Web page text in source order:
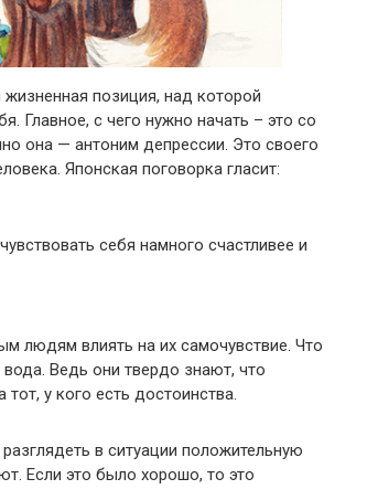
позиция, над которой
Главное, с чего нужно начать – это со
она — антоним депрессии. Это своего
Японская поговорка гласит:
себя намного счастливее и
людям влиять на их самочувствие. Что
вода. Ведь они твердо знают, что
у кого есть достоинства.
в ситуации положительную
Если это было хорошо, то это